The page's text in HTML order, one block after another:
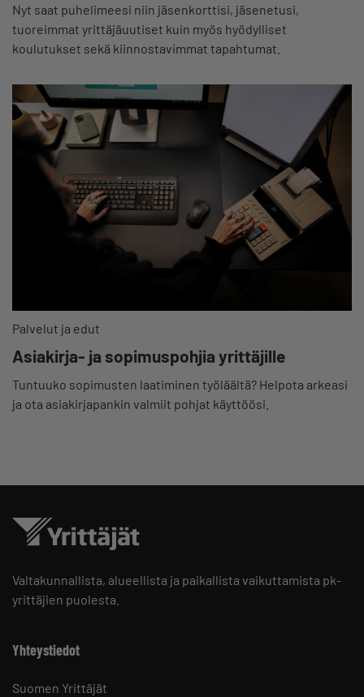
Nyt saat puhelimeesi niin jäsenkorttisi, jäsenetusi,
tuoreimmat yrittäjäuutiset kuin myös hyödylliset
koulutukset sekä kiinnostavimmat tapahtumat.
Palvelut ja edut
Asiakirja- ja sopimuspohjia yrittäjille
Tuntuuko sopimusten laatiminen työläältä? Helpota arkeasi
ja ota asiakirjapankin valmiit pohjat käyttöösi.
Valtakunnallista, alueellista ja paikallista vaikuttamista pk-
yrittäjien puolesta.
Yhteystiedot
Suomen Yrittäjät